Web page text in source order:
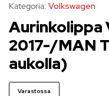
Kategoria: Volkswagen
Aurinkolippa
2017-/MAN
aukolla)
Varastossa